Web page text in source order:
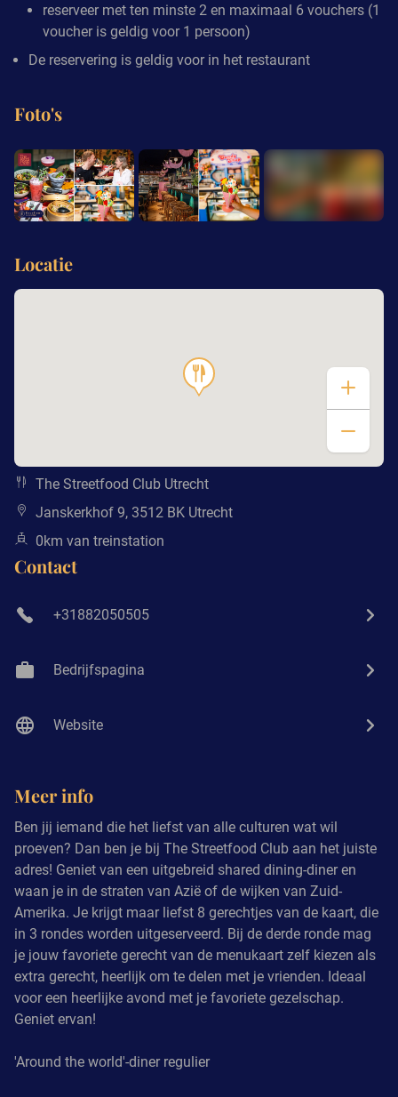
reserveer met ten minste 2 en maximaal 6 vouchers (1
voucher is geldig voor 1 persoon)
De reservering is geldig voor in het restaurant
Foto's
Locatie
The Streetfood Club Utrecht
Janskerkhof 9, 3512 BK Utrecht
0km van treinstation
Contact
+31882050505
Bedrijfspagina
Website
Meer info
Ben jij iemand die het liefst van alle culturen wat wil
proeven? Dan ben je bij The Streetfood Club aan het juiste
adres! Geniet van een uitgebreid shared dining-diner en
waan je in de straten van Azië of de wijken van Zuid-
Amerika. Je krijgt maar liefst 8 gerechtjes van de kaart, die
in 3 rondes worden uitgeserveerd. Bij de derde ronde mag
je jouw favoriete gerecht van de menukaart zelf kiezen als
extra gerecht, heerlijk om te delen met je vrienden. Ideaal
voor een heerlijke avond met je favoriete gezelschap.
Geniet ervan!
'Around the world'-diner regulier